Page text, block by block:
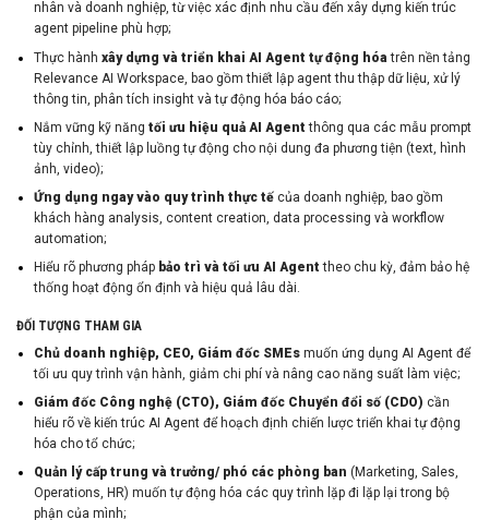
nhân và doanh nghiệp, từ việc xác định nhu cầu đến xây dựng kiến trúc
agent pipeline phù hợp;
Thực hành xây dựng và triển khai AI Agent tự động hóa trên nền tảng
Relevance AI Workspace, bao gồm thiết lập agent thu thập dữ liệu, xử lý
thông tin, phân tích insight và tự động hóa báo cáo;
Nắm vững kỹ năng tối ưu hiệu quả AI Agent thông qua các mẫu prompt
tùy chỉnh, thiết lập luồng tự động cho nội dung đa phương tiện (text, hình
ảnh, video);
Ứng dụng ngay vào quy trình thực tếcủa doanh nghiệp, bao gồm
khách hàng analysis, content creation, data processing và workflow
automation;
Hiểu rõ phương pháp bảo trì và tối ưu AI Agent theo chu kỳ, đảm bảo hệ
thống hoạt động ổn định và hiệu quả lâu dài.
ĐỐI TƯỢNG THAM GIA
Chủ doanh nghiệp, CEO, Giám đốc SMEsmuốn ứng dụng AI Agent để
tối ưu quy trình vận hành, giảm chi phí và nâng cao năng suất làm việc;
Giám đốc Công nghệ (CTO), Giám đốc Chuyển đổi số (CDO) cần
hiểu rõ về kiến trúc AI Agent để hoạch định chiến lược triển khai tự động
hóa cho tổ chức;
Quản lý cấp trung và trưởng/ phó các phòng ban (Marketing, Sales,
Operations, HR) muốn tự động hóa các quy trình lặp đi lặp lại trong bộ
phận của mình;